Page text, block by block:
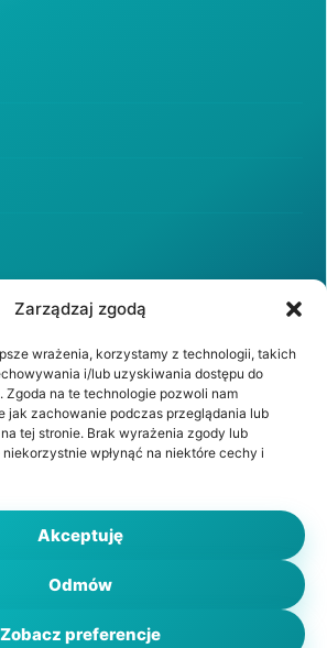
Zarządzaj zgodą
wrażenia, korzystamy z technologii, takich
i/lub uzyskiwania dostępu do
Zgoda na te technologie pozwoli nam
jak zachowanie podczas przeglądania lub
tej stronie. Brak wyrażenia zgody lub
wpłynąć na niektóre cechy i
Akceptuję
Odmów
Zobacz preferencje
Wszystkie prawa